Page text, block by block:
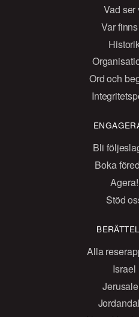
Vad ser
Var
Ord och
Bli
Boka
Agera!
Stöd
Alla
Israel